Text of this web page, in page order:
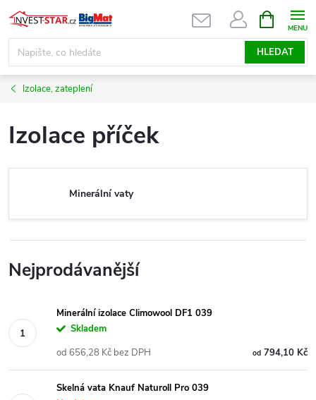
Přejít
na
obsah
HLEDAT
NÁKUPNÍ
KOŠÍK
Izolace, zateplení
Izolace příček
Minerální vaty
Nejprodávanější
Minerální izolace Climowool DF1 039
Skladem
od794,10 Kč
od 656,28 Kč bez DPH
Skelná vata Knauf Naturoll Pro 039